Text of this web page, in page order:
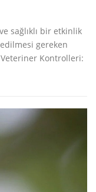
sağlıklı bir etkinlik
gereken
Veteriner Kontrolleri: